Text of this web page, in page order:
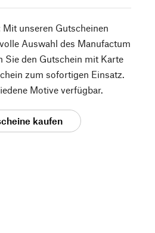
Mit unseren Gutscheinen
Auswahl des Manufactum
Sie den Gutschein mit Karte
zum sofortigen Einsatz.
Motive verfügbar.
kaufen